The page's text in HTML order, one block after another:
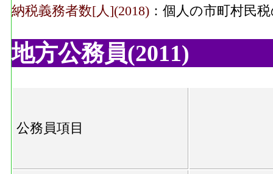
納税義務者数[人](2018) ：個人の市町村民
地方公務員(2011)
公務員項目